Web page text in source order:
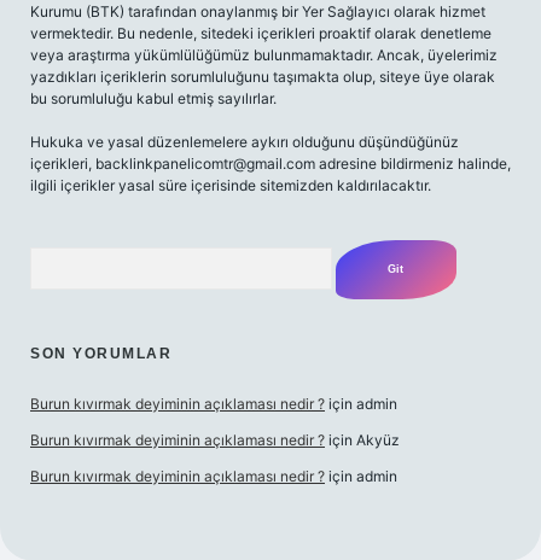
Kurumu (BTK) tarafından onaylanmış bir Yer Sağlayıcı olarak hizmet
vermektedir. Bu nedenle, sitedeki içerikleri proaktif olarak denetleme
veya araştırma yükümlülüğümüz bulunmamaktadır. Ancak, üyelerimiz
yazdıkları içeriklerin sorumluluğunu taşımakta olup, siteye üye olarak
bu sorumluluğu kabul etmiş sayılırlar.
Hukuka ve yasal düzenlemelere aykırı olduğunu düşündüğünüz
içerikleri, backlinkpanelicomtr@gmail.com adresine bildirmeniz halinde,
ilgili içerikler yasal süre içerisinde sitemizden kaldırılacaktır.
SON YORUMLAR
Burun kıvırmak deyiminin açıklaması nedir ? için admin
Burun kıvırmak deyiminin açıklaması nedir ? için Akyüz
Burun kıvırmak deyiminin açıklaması nedir ? için admin